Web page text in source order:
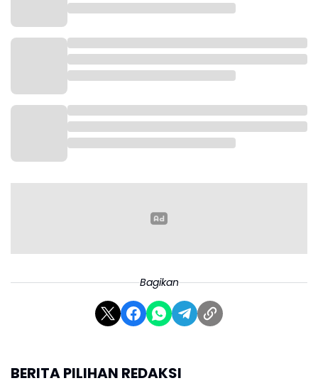
Bagikan
BERITA PILIHAN REDAKSI